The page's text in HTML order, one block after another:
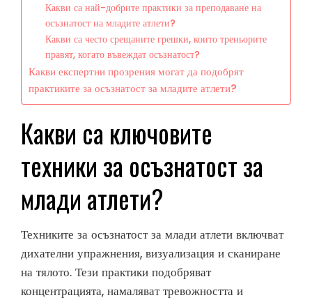
Какви са най-добрите практики за преподаване на
осъзнатост на младите атлети?
Какви са често срещаните грешки, които треньорите
правят, когато въвеждат осъзнатост?
Какви експертни прозрения могат да подобрят
практиките за осъзнатост за младите атлети?
Какви са ключовите
техники за осъзнатост за
млади атлети?
Техниките за осъзнатост за млади атлети включват
дихателни упражнения, визуализация и сканиране
на тялото. Тези практики подобряват
концентрацията, намаляват тревожността и